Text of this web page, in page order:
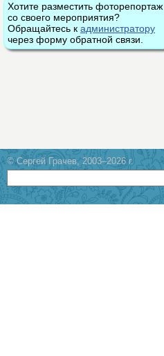
Хотите разместить фоторепортаж
со своего мероприятия?
Обращайтесь к администратору
через форму обратной связи.
© Сергей Грачев, 2003–2026 г.